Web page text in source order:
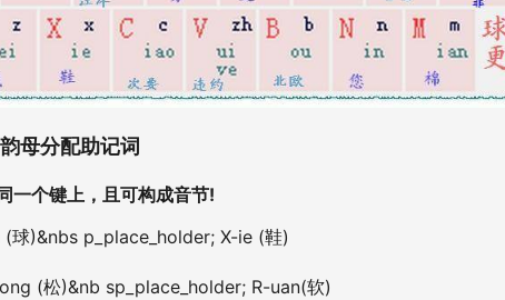
母分配助记词
一个键上，且可构成音节!
球)&nbs p_place_holder; X-ie (鞋)
(松)&nb sp_place_holder; R-uan(软)